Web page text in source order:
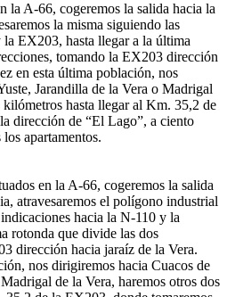
la A-66, cogeremos la salida hacia la
la misma siguiendo las
EX203, hasta llegar a la última
tomando la EX203 dirección
en esta última población, nos
Jarandilla de la Vera o Madrigal
kilómetros hasta llegar al Km. 35,2 de
dirección de “El Lago”, a ciento
apartamentos.
en la A-66, cogeremos la salida
atravesaremos el polígono industrial
hacia la N-110 y la
rotonda que divide las dos
dirección hacia jaraíz de la Vera.
nos dirigiremos hacia Cuacos de
de la Vera, haremos otros dos